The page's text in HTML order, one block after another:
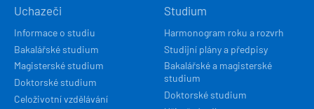
NAVIGACE
Uchazeči
Informace o studiu
Bakalářské studium
Magisterské studium
Doktorské studium
Celoživotní vzdělávání
Studium
Harmonogram roku a rozvrh
Studijní plány a předpisy
Bakalářské a magisterské
studium
Doktorské studium